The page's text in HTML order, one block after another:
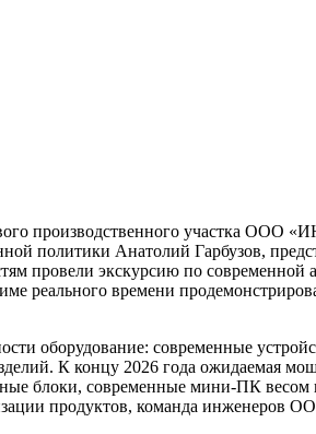
производственного участка ООО
политики Анатолий Гарбузов,
провели экскурсию по современной
реального времени
оборудование: современные
К концу 2026 года ожидаемая
блоки, современные мини-ПК весом
продуктов, команда инженеров